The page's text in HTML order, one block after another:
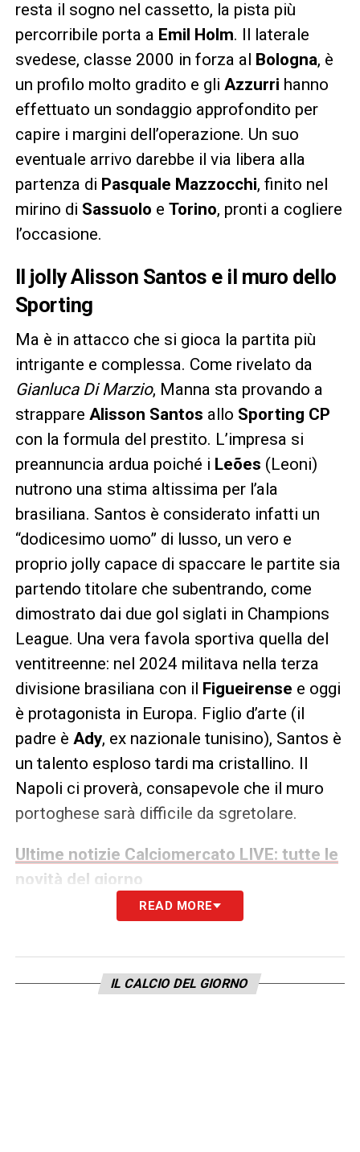
resta il sogno nel cassetto, la pista più
percorribile porta a Emil Holm. Il laterale
svedese, classe 2000 in forza al Bologna, è
un profilo molto gradito e gli Azzurri hanno
effettuato un sondaggio approfondito per
capire i margini dell’operazione. Un suo
eventuale arrivo darebbe il via libera alla
partenza di Pasquale Mazzocchi, finito nel
mirino di Sassuolo e Torino, pronti a cogliere
l’occasione.
Il jolly Alisson Santos e il muro dello
Sporting
Ma è in attacco che si gioca la partita più
intrigante e complessa. Come rivelato da
Gianluca Di Marzio, Manna sta provando a
strappare Alisson Santos allo Sporting CP
con la formula del prestito. L’impresa si
preannuncia ardua poiché i Leões (Leoni)
nutrono una stima altissima per l’ala
brasiliana. Santos è considerato infatti un
“dodicesimo uomo” di lusso, un vero e
proprio jolly capace di spaccare le partite sia
partendo titolare che subentrando, come
dimostrato dai due gol siglati in Champions
League. Una vera favola sportiva quella del
ventitreenne: nel 2024 militava nella terza
divisione brasiliana con il Figueirense e oggi
è protagonista in Europa. Figlio d’arte (il
padre è Ady, ex nazionale tunisino), Santos è
un talento esploso tardi ma cristallino. Il
Napoli ci proverà, consapevole che il muro
portoghese sarà difficile da sgretolare.
Ultime notizie Calciomercato LIVE: tutte le
novità del giorno
READ MORE
IL CALCIO DEL GIORNO